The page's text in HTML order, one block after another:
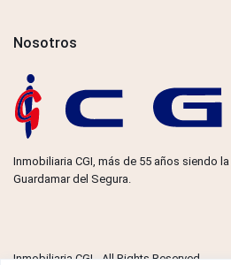
Nosotros
Inmobiliaria CGI, más de 55 años siendo
Guardamar del Segura.
Inmobiliaria CGI - All Rights Reserved.